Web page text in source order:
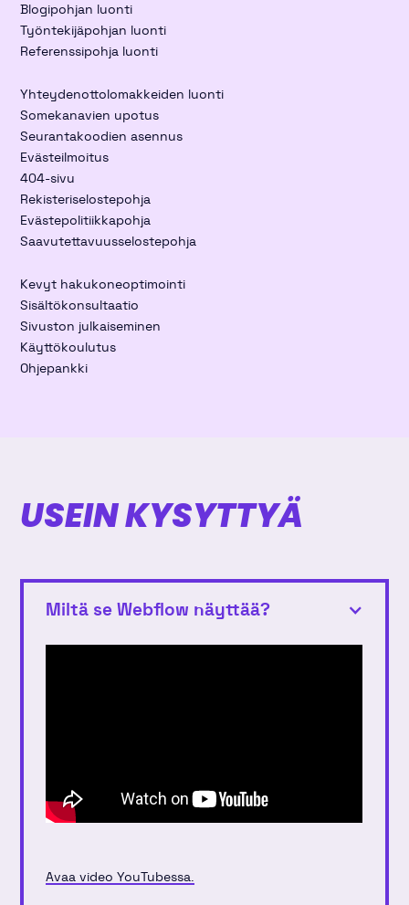
Blogipohjan luonti
Työntekijäpohjan luonti
Referenssipohja luonti
Yhteydenottolomakkeiden luonti
Somekanavien upotus
Seurantakoodien asennus
Evästeilmoitus
404-sivu
Rekisteriselostepohja
Evästepolitiikkapohja
Saavutettavuusselostepohja
Kevyt hakukoneoptimointi
Sisältökonsultaatio
Sivuston julkaiseminen
Käyttökoulutus
Ohjepankki
USEIN KYSYTTYÄ
Miltä se Webflow näyttää?
Avaa video YouTubessa.